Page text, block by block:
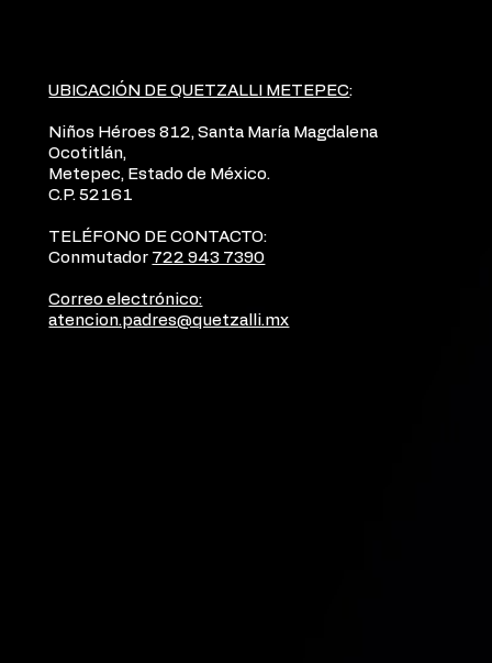
UBICACIÓN DE QUETZALLI METEPEC:
Niños Héroes 812, Santa María Magdalena
Ocotitlán,
Metepec, Estado de México.
C.P. 52161
TELÉFONO DE CONTACTO:
Conmutador 722 943 7390
Correo electrónico:
atencion.padres@quetzalli.mx